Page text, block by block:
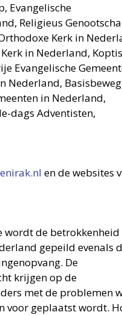
Evangelische
Religieus
Kerk in
in Nederland,
Evangelische
Nederland,
in Nederland,
dags Adventisten,
en de websites
wordt de
gepeild evenals
De
krijgen op de
met de problemen
voor geplaatst wordt.